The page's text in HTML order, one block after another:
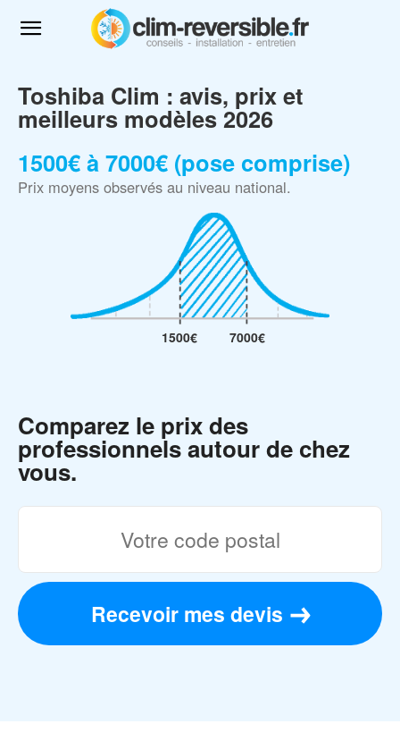
Toshiba Clim : avis, prix et
meilleurs modèles 2026
1500€ à 7000€ (pose comprise)
Prix moyens observés au niveau national.
1500€ 7000€
Comparez le prix des
professionnels autour de chez
vous.
Recevoir mes devis